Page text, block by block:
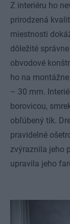
Z interiéru ho
prirodzená
miestnosti
dôležité
obvodové
ho na
– 30 mm.
borovicou,
obľúbený tík.
pravidelné
zvýraznila jeho
upravila jeho